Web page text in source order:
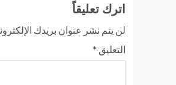
اترك تعليقاً
لن يتم نشر عنوان بريدك
التعليق *